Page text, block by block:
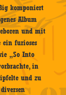
komponiert
Album
und mit
ein furioses
„So Into
in
und zu